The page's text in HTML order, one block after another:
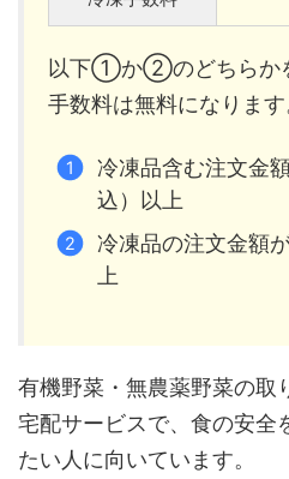
以下①か②のどちらか
手数料は無料になります
冷凍品含む注文金
込）以上
冷凍品の注文金額
上
有機野菜・無農薬野菜の取
宅配サービスで、食の安全
たい人に向いています。